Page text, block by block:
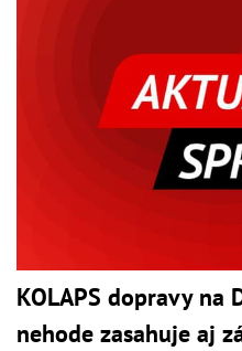
KOLAPS dopravy na
nehode zasahuje aj